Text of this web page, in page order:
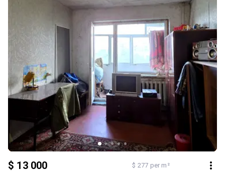
$ 13 000 $ 277 per m²